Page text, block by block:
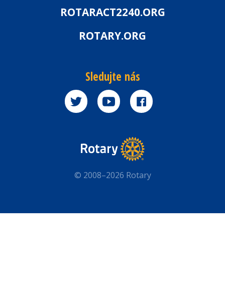
ROTARACT2240.ORG
ROTARY.ORG
Sledujte nás
© 2008–2026 Rotary